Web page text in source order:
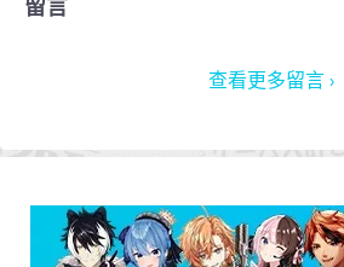
留言
查看更多留言 ›